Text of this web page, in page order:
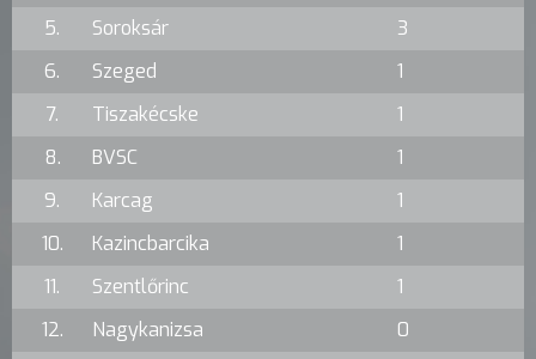
5.
Soroksár
3
6.
Szeged
1
7.
Tiszakécske
1
8.
BVSC
1
9.
Karcag
1
10.
Kazincbarcika
1
11.
Szentlőrinc
1
12.
Nagykanizsa
0